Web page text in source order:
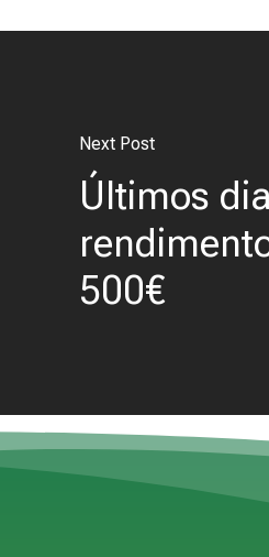
Next Post
Últimos
500€